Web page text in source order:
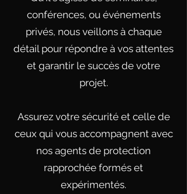
conférences, ou événements
privés, nous veillons à chaque
détail pour répondre à vos attentes
et garantir le succès de votre
projet.
Assurez votre sécurité et celle de
ceux qui vous accompagnent avec
nos agents de protection
rapprochée formés et
expérimentés.